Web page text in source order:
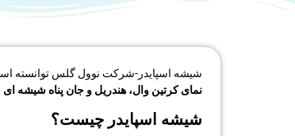
شیشه اسپایدر-شرکت نوول گلس توانسته است
نمای کرتین وال، هندریل و جان پناه شیشه ای
شیشه اسپایدر چیست؟